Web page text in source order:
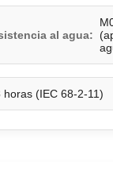
al agua:
horas (IEC 68-2-11)